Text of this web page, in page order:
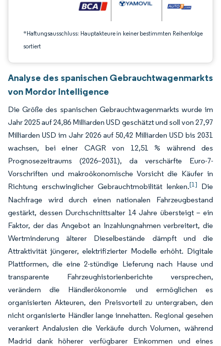
*Haftungsausschluss: Hauptakteure in keiner bestimmten Reihenfolge
sortiert
Analyse des spanischen Gebrauchtwagenmarkts
von Mordor Intelligence
Die Größe des spanischen Gebrauchtwagenmarkts wurde im
Jahr 2025 auf 24,86 Milliarden USD geschätzt und soll von 27,97
Milliarden USD im Jahr 2026 auf 50,42 Milliarden USD bis 2031
wachsen, bei einer CAGR von 12,51 % während des
Prognosezeitraums (2026–2031), da verschärfte Euro-7-
Vorschriften und makroökonomische Vorsicht die Käufer in
Richtung erschwinglicher Gebrauchtmobilität lenken.[1] Die
Nachfrage wird durch einen nationalen Fahrzeugbestand
gestärkt, dessen Durchschnittsalter 14 Jahre übersteigt – ein
Faktor, der das Angebot an Inzahlungnahmen verbreitert, die
Wertminderung älterer Dieselbestände dämpft und die
Attraktivität jüngerer, elektrifizierter Modelle erhöht. Digitale
Plattformen, die eine 2-stündige Lieferung nach Hause und
transparente Fahrzeughistorienberichte versprechen,
verändern die Händlerökonomie und ermöglichen es
organisierten Akteuren, den Preisvorteil zu untergraben, den
nicht organisierte Händler lange innehatten. Regional gesehen
verankert Andalusien die Verkäufe durch Volumen, während
Madrid dank höherer verfügbarer Einkommen und eines